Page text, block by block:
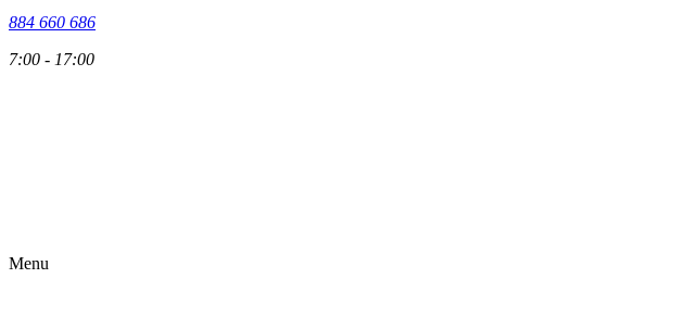
884 660 686
7:00 - 17:00
Menu